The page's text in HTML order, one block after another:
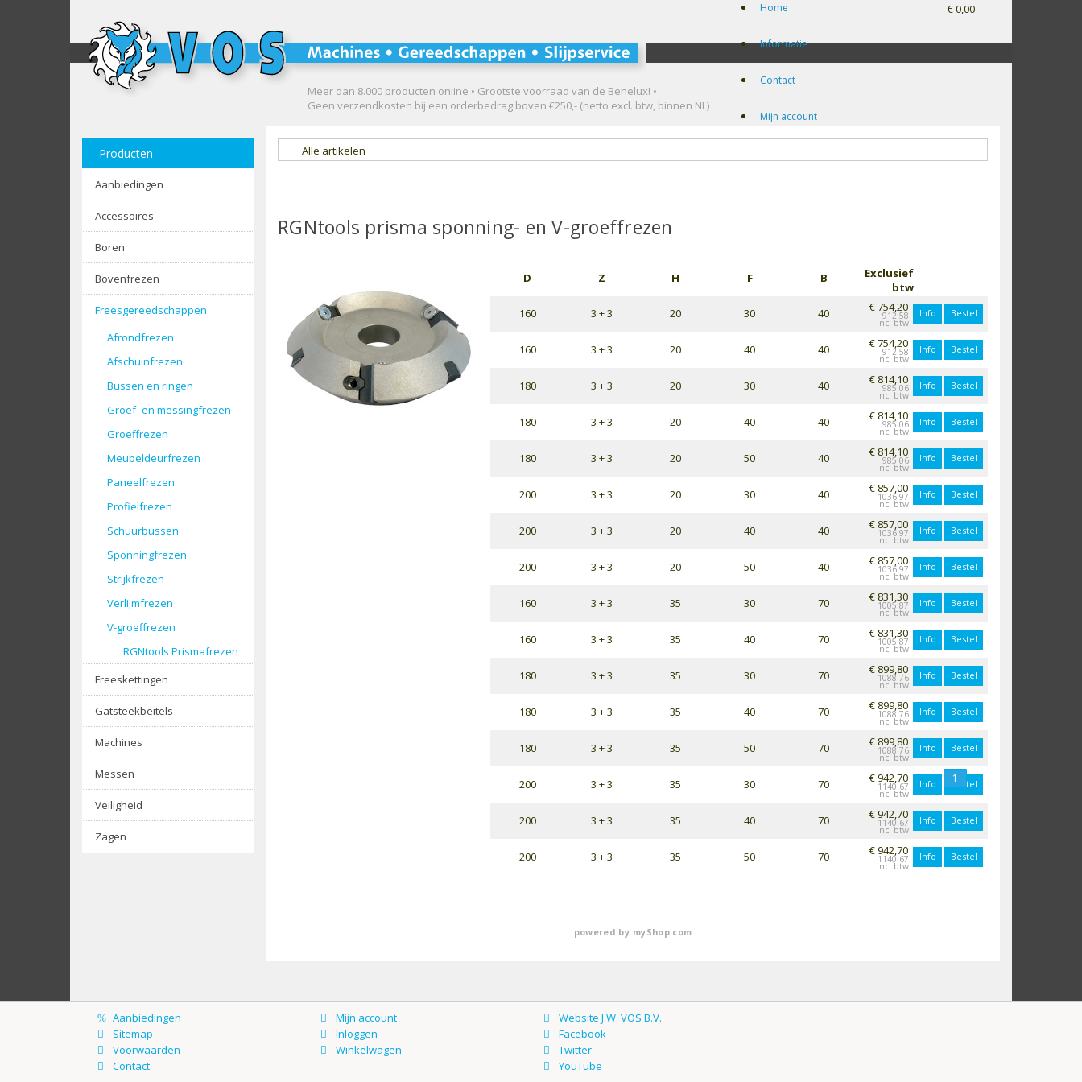
Meer dan 8.000 producten online • Grootste voorraad van de Benelux! •
Geen verzendkosten bij een orderbedrag boven €250,- (netto excl. btw, binnen NL)
€ 0,00
Home
Informatie
Contact
Mijn account
Producten
Aanbiedingen
Accessoires
Boren
Bovenfrezen
Freesgereedschappen
Afrondfrezen
Afschuinfrezen
Bussen en ringen
Groef- en messingfrezen
Groeffrezen
Meubeldeurfrezen
Paneelfrezen
Profielfrezen
Schuurbussen
Sponningfrezen
Strijkfrezen
Verlijmfrezen
V-groeffrezen
RGNtools Prismafrezen
Freeskettingen
Gatsteekbeitels
Machines
Messen
Veiligheid
Zagen
Alle artikelen
RGNtools prisma sponning- en V-groeffrezen
D Z H F B
Exclusief
btw
160
3 + 3 20 30 40 € 754,20
912.58 Info Bestel
160 3 + 3 20 40 40 € 754,20
912.58 Info Bestel
180 3 + 3 20 30 40 € 814,10
985.06 Info Bestel
180 3 + 3 20 40 40 € 814,10
985.06 Info Bestel
180 3 + 3 20 50 40 € 814,10
985.06 Info Bestel
200 3 + 3 20 30 40 € 857,00
1036.97 Info Bestel
200 3 + 3 20 40 40 € 857,00
1036.97 Info Bestel
200 3 + 3 20 50 40 € 857,00
1036.97 Info Bestel
160 3 + 3 35 30 70 € 831,30
1005.87 Info Bestel
160 3 + 3 35 40 70 € 831,30
1005.87 Info Bestel
180 3 + 3 35 30 70 € 899,80
1088.76 Info Bestel
180 3 + 3 35 40 70 € 899,80
1088.76 Info Bestel
180 3 + 3 35 50 70 € 899,80
1088.76 Info Bestel
200 3 + 3 35 30 70 € 942,70
1140.67 Info Bestel
200 3 + 3 35 40 70 € 942,70
1140.67 Info Bestel
200 3 + 3 35 50 70 € 942,70
1140.67 Info Bestel
1
powered by myShop.com